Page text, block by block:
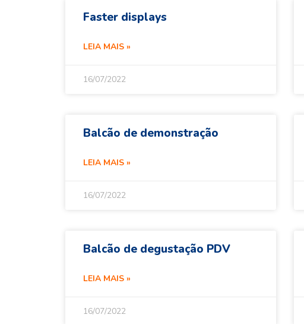
Faster displays
LEIA MAIS »
16/07/2022
Balcão de demonstração
LEIA MAIS »
16/07/2022
Balcão de degustação PDV
LEIA MAIS »
16/07/2022